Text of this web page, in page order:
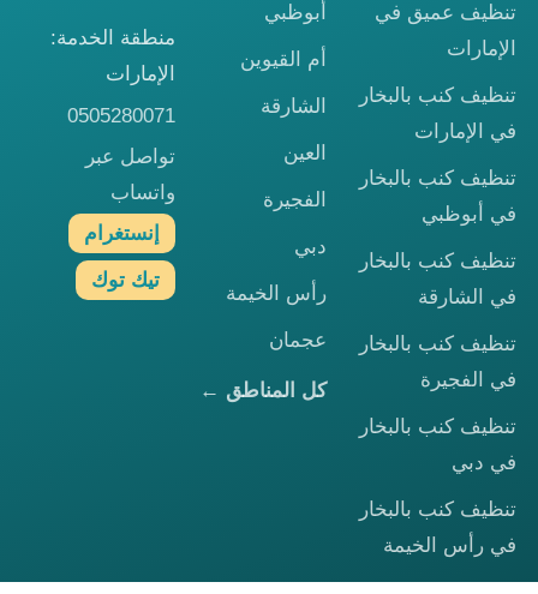
تنظيف عميق في
الإمارات
تنظيف كنب بالبخار
في الإمارات
تنظيف كنب بالبخار
في أبوظبي
تنظيف كنب بالبخار
في الشارقة
تنظيف كنب بالبخار
في الفجيرة
تنظيف كنب بالبخار
في دبي
تنظيف كنب بالبخار
في رأس الخيمة
أبوظبي
أم القيوين
الشارقة
العين
الفجيرة
دبي
رأس الخيمة
عجمان
كل المناطق ←
منطقة الخدمة:
الإمارات
0505280071
تواصل عبر
واتساب
إنستغرام
تيك توك